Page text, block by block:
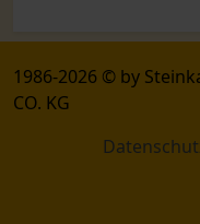
1986-2026 © by
CO. KG